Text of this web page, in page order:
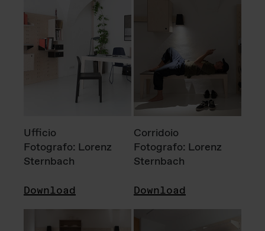
Ufficio
Fotografo: Lorenz
Sternbach
Download
Corridoio
Fotografo: Lorenz
Sternbach
Download